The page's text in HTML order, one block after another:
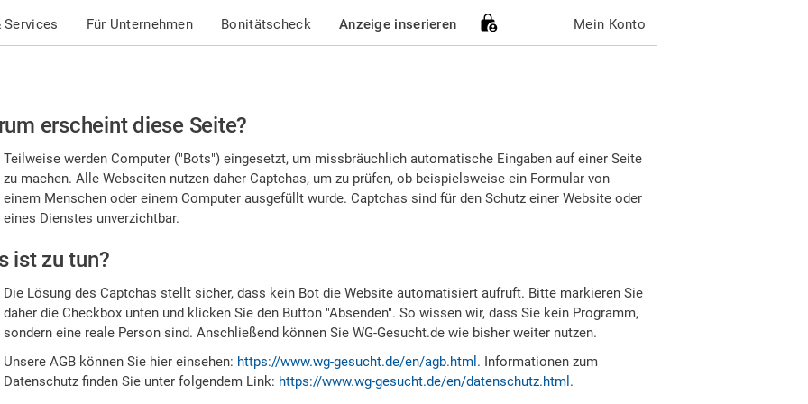
Services Für Unternehmen Bonitätscheck Anzeige inserieren Mein Konto
erscheint diese Seite?
Teilweise werden Computer ("Bots") eingesetzt, um missbräuchlich automatische Eingaben auf einer Seite
zu machen. Alle Webseiten nutzen daher Captchas, um zu prüfen, ob beispielsweise ein Formular von
einem Menschen oder einem Computer ausgefüllt wurde. Captchas sind für den Schutz einer Website oder
eines Dienstes unverzichtbar.
ist zu tun?
Die Lösung des Captchas stellt sicher, dass kein Bot die Website automatisiert aufruft. Bitte markieren Sie
daher die Checkbox unten und klicken Sie den Button "Absenden". So wissen wir, dass Sie kein Programm,
sondern eine reale Person sind. Anschließend können Sie WG-Gesucht.de wie bisher weiter nutzen.
Unsere AGB können Sie hier einsehen: https://www.wg-gesucht.de/en/agb.html . Informationen zum
Datenschutz finden Sie unter folgendem Link: https://www.wg-gesucht.de/en/datenschutz.html .